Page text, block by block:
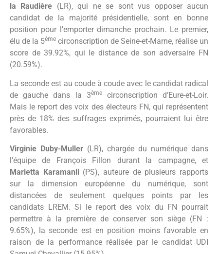
la Raudière (LR), qui ne se sont vus opposer aucun
candidat de la majorité présidentielle, sont en bonne
position pour l’emporter dimanche prochain. Le premier,
élu de la 5ème circonscription de Seine-et-Marne, réalise un
score de 39.92%, qui le distance de son adversaire FN
(20.59%).
La seconde est au coude à coude avec le candidat radical
de gauche dans la 3èmecirconscription d’Eure-et-Loir.
Mais le report des voix des électeurs FN, qui représentent
près de 18% des suffrages exprimés, pourraient lui être
favorables.
Virginie Duby-Muller (LR), chargée du numérique dans
l’équipe de François Fillon durant la campagne, et
Marietta Karamanli(PS), auteure de plusieurs rapports
sur la dimension européenne du numérique, sont
distancées de seulement quelques points par les
candidats LREM. Si le report des voix du FN pourrait
permettre à la première de conserver son siège (FN :
9.65%), la seconde est en position moins favorable en
raison de la performance réalisée par le candidat UDI